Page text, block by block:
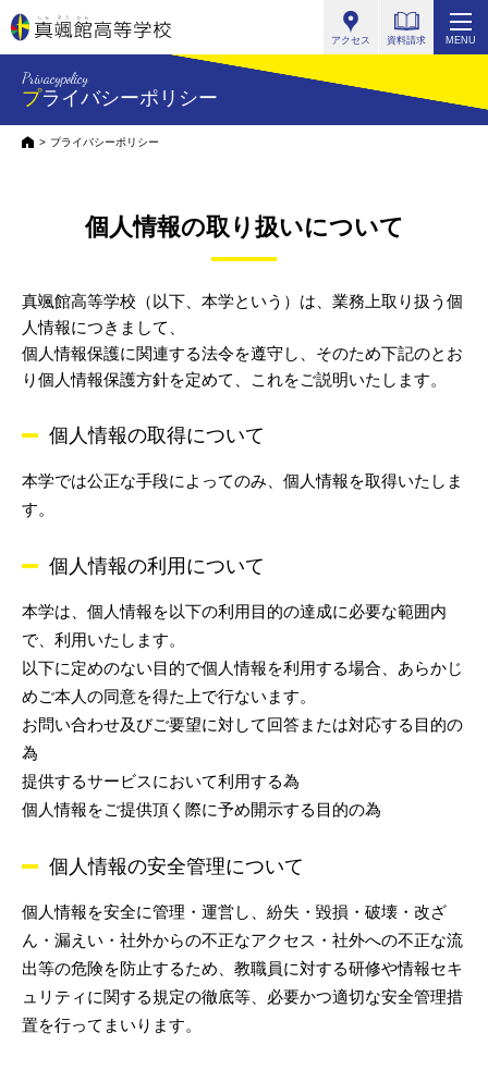
アクセス 資料請求 MENU
Privacypolicy
プライバシーポリシー
HOMEプライバシーポリシー
個人情報の取り扱いについて
真颯館高等学校（以下、本学という）は、業務上取り扱う個
人情報につきまして、
個人情報保護に関連する法令を遵守し、 そのため下記のとお
り個人情報保護方針を定めて、これをご説明いたします。
個人情報の取得について
本学では公正な手段によってのみ、個人情報を取得いたしま
す。
個人情報の利用について
本学は、個人情報を以下の利用目的の達成に必要な範囲内
で、利用いたします。
以下に定めのない目的で個人情報を利用する場合、あらかじ
めご本人の同意を得た上で行ないます。
お問い合わせ及びご要望に対して回答または対応する目的の
為
提供するサービスにおいて利用する為
個人情報をご提供頂く際に予め開示する目的の為
個人情報の安全管理について
個人情報を安全に管理・運営し、紛失・毀損・破壊・改ざ
ん・漏えい・社外からの不正なアクセス・社外への不正な流
出等の危険を防止するため、教職員に対する研修や情報セキ
ュリティに関する規定の徹底等、必要かつ適切な安全管理措
置を行ってまいります。